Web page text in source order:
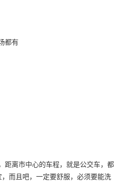
都有
距离市中心的车程，就是公交车，都
而且吧，一定要舒服，必须要能洗